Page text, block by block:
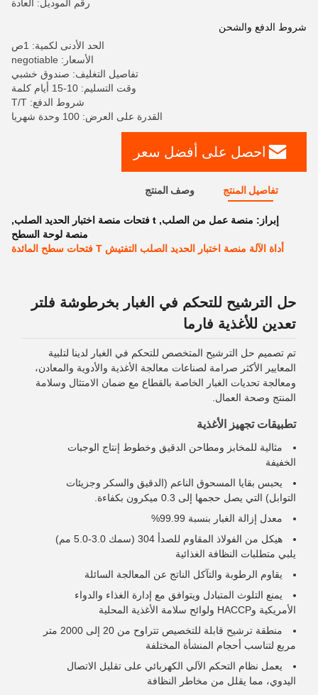
رقم الموديل: العادة
شروط الدفع والشحن
الحد الأدنى لكمية: 1ص
الأسعار: negotiable
تفاصيل التغليف: صندوق خشبي
وقت التسليم: 10-15 أيام كلمة
شروط الدفع: T/T
القدرة على العرض: 100 وحدة شهريا
احصل على أفضل سعر
تفاصيل المنتج وصف المنتج
إبراز: منصة عمل من الصلب, t فتحات منصة اختبار الحديد الصلب
,
منصة لوحة السطح
أداة الآلة منصة اختبار الحديد الصلب التفتيش T فتحات سطح المائدة
حل الترشيح للتحكم في الغبار بخرطوشة فلتر
تعدين للأغذية فارما
تم تصميم حل الترشيح المتخصص للتحكم في الغبار لدينا لتلبية
المعايير الأكثر صرامة لصناعات معالجة الأغذية والأدوية والمعادن،
ومعالجة تحديات الغبار الخاصة بالقطاع مع ضمان الامتثال وسلامة
المنتج وصحة العمال.
تطبيقات تجهيز الأغذية
مثالية للمخابز ومطاحن الدقيق وخطوط إنتاج الوجبات
الخفيفة
يحبس بقايا المسحوق الناعم (الدقيق والسكر وجزيئات
التوابل) التي يصل حجمها إلى 0.3 ميكرون بكفاءة.
معدل إزالة الغبار بنسبة 99.99%
هيكل من الفولاذ المقاوم للصدأ 304 (سمك 3.0-5.0 مم)
يلبي متطلبات النظافة الغذائية
يقاوم الرطوبة والتآكل الناتج عن المعالجة السائلة
يمنع التلوث المتبادل ويتوافق مع إدارة الغذاء والدواء
الأمريكية وHACCP ولوائح سلامة الأغذية المحلية
منطقة ترشيح قابلة للتخصيص تتراوح من 20 إلى 2000 متر
مربع لتناسب أحجام المنشأة المختلفة
يعمل نظام التحكم الآلي الكهربائي على تقليل الاتصال
اليدوي، مما يقلل من مخاطر النظافة